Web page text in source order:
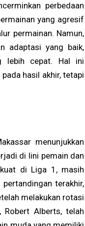
perbedaan
yang agresif
permainan. Namun,
adaptasi yang baik,
lebih cepat. Hal ini
hasil akhir, tetapi
menunjukkan
di lini pemain dan
di Liga 1, masih
terakhir,
melakukan rotasi
Robert Alberts, telah